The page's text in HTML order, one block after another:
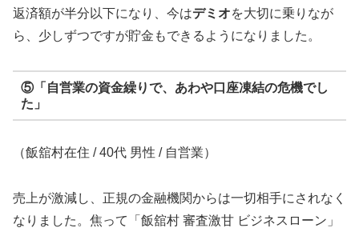
返済額が半分以下になり、今はデミオを大切に乗りなが
ら、少しずつですが貯金もできるようになりました。
⑤「自営業の資金繰りで、あわや口座凍結の危機でし
た」
（飯舘村在住 / 40代 男性 / 自営業）
売上が激減し、正規の金融機関からは一切相手にされなく
なりました。焦って「飯舘村 審査激甘 ビジネスローン」